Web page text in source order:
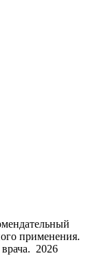
применения.
врача. 2026